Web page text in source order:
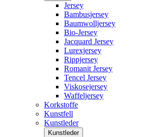
Jersey
Bambusjersey
Baumwolljersey
Bio-Jersey
Jacquard Jersey
Lurexjersey
Rippjersey
Romanit Jersey
Tencel Jersey
Viskosejersey
Waffeljersey
Korkstoffe
Kunstfell
Kunstleder
Kunstleder